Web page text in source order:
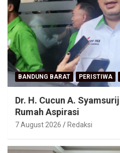
BANDUNG BARAT PERISTIWA
Dr. H. Cucun A.
Rumah Aspirasi
7 August 2026 Redaksi